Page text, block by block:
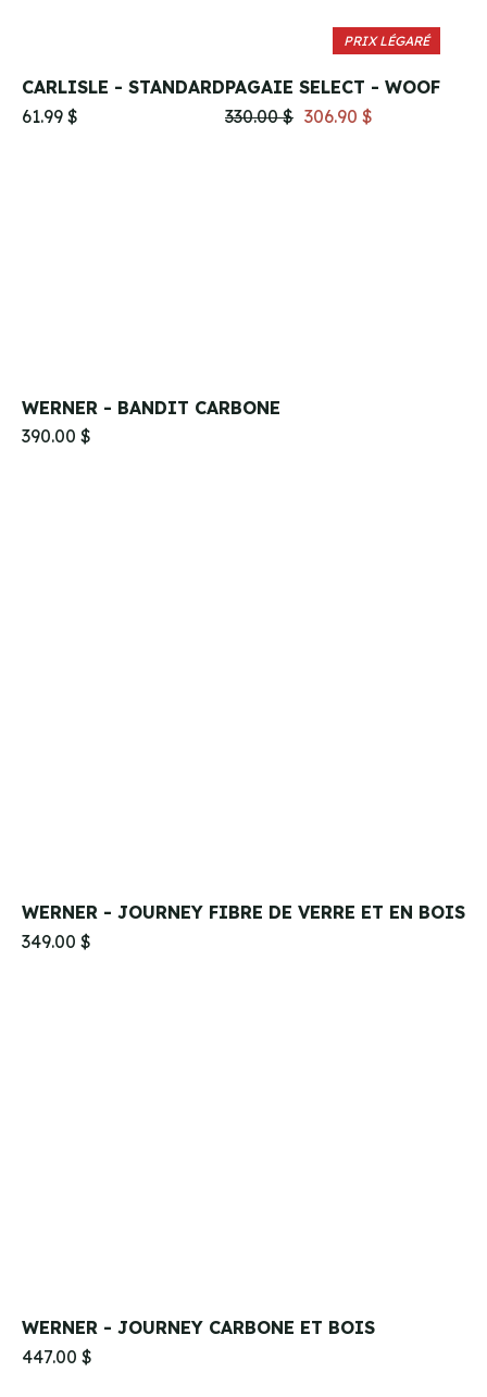
CARLISLE - STANDARD
61.99 $
PRIX LÉGARÉ
PAGAIE SELECT - WOOF
330.00 $ 306.90 $
WERNER - BANDIT CARBONE
390.00 $
WERNER - JOURNEY FIBRE DE VERRE ET EN BOIS
349.00 $
WERNER - JOURNEY CARBONE ET BOIS
447.00 $